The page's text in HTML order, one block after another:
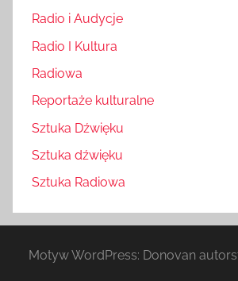
Radio i Audycje
Radio I Kultura
Radiowa
Reportaże kulturalne
Sztuka Dźwięku
Sztuka dźwięku
Sztuka Radiowa
Motyw WordPress: Donovan